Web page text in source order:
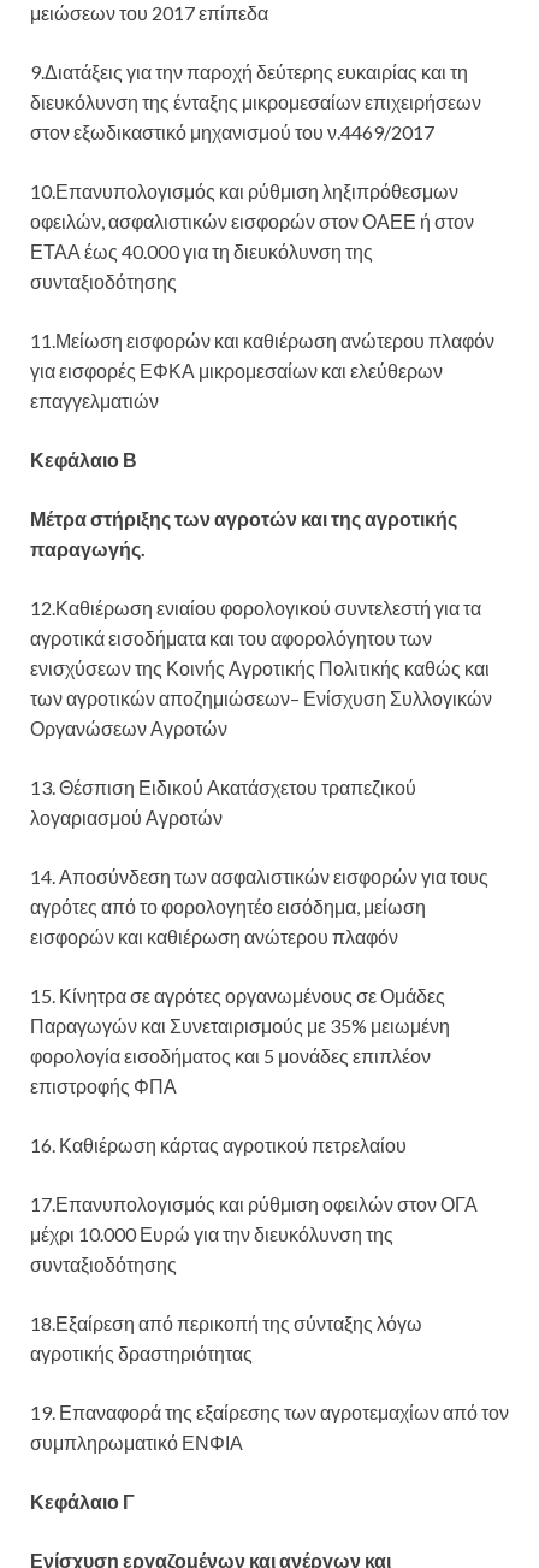
μειώσεων του 2017 επίπεδα
9.Διατάξεις για την παροχή δεύτερης ευκαιρίας και τη
διευκόλυνση της ένταξης μικρομεσαίων επιχειρήσεων
στον εξωδικαστικό μηχανισμού του ν.4469/2017
10.Επανυπολογισμός και ρύθμιση ληξιπρόθεσμων
οφειλών, ασφαλιστικών εισφορών στον ΟΑΕΕ ή στον
ΕΤΑΑ έως 40.000 για τη διευκόλυνση της
συνταξιοδότησης
11.Μείωση εισφορών και καθιέρωση ανώτερου πλαφόν
για εισφορές ΕΦΚΑ μικρομεσαίων και ελεύθερων
επαγγελματιών
Κεφάλαιο Β
Μέτρα στήριξης των αγροτών και της αγροτικής
παραγωγής.
12.Καθιέρωση ενιαίου φορολογικού συντελεστή για τα
αγροτικά εισοδήματα και του αφορολόγητου των
ενισχύσεων της Κοινής Αγροτικής Πολιτικής καθώς και
των αγροτικών αποζημιώσεων– Ενίσχυση Συλλογικών
Οργανώσεων Αγροτών
13. Θέσπιση Ειδικού Ακατάσχετου τραπεζικού
λογαριασμού Αγροτών
14. Αποσύνδεση των ασφαλιστικών εισφορών για τους
αγρότες από το φορολογητέο εισόδημα, μείωση
εισφορών και καθιέρωση ανώτερου πλαφόν
15. Κίνητρα σε αγρότες οργανωμένους σε Ομάδες
Παραγωγών και Συνεταιρισμούς με 35% μειωμένη
φορολογία εισοδήματος και 5 μονάδες επιπλέον
επιστροφής ΦΠΑ
16. Καθιέρωση κάρτας αγροτικού πετρελαίου
17.Επανυπολογισμός και ρύθμιση οφειλών στον ΟΓΑ
μέχρι 10.000 Ευρώ για την διευκόλυνση της
συνταξιοδότησης
18.Εξαίρεση από περικοπή της σύνταξης λόγω
αγροτικής δραστηριότητας
19. Επαναφορά της εξαίρεσης των αγροτεμαχίων από τον
συμπληρωματικό ΕΝΦΙΑ
Κεφάλαιο Γ
Ενίσχυση εργαζομένων και ανέργων και